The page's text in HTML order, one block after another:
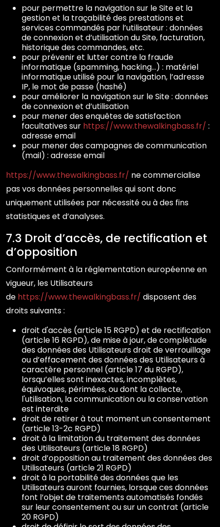
pour permettre la navigation sur le Site et la
gestion et la traçabilité des prestations et
services commandés par l’utilisateur : données
de connexion et d’utilisation du Site, facturation,
historique des commandes, etc.
pour prévenir et lutter contre la fraude
informatique (spamming, hacking…) : matériel
informatique utilisé pour la navigation, l’adresse
IP, le mot de passe (hashé)
pour améliorer la navigation sur le Site : données
de connexion et d’utilisation
pour mener des enquêtes de satisfaction
facultatives sur https://www.thewalkingbass.fr/ :
adresse email
pour mener des campagnes de communication
(mail) : adresse email
https://www.thewalkingbass.fr/ ne commercialise
pas vos données personnelles qui sont donc
uniquement utilisées par nécessité ou à des fins
statistiques et d’analyses.
7.3 Droit d’accès, de rectification et
d’opposition
Conformément à la réglementation européenne en
vigueur, les Utilisateurs
de https://www.thewalkingbass.fr/ disposent des
droits suivants :
droit d'accès (article 15 RGPD) et de rectification
(article 16 RGPD), de mise à jour, de complétude
des données des Utilisateurs droit de verrouillage
ou d’effacement des données des Utilisateurs à
caractère personnel (article 17 du RGPD),
lorsqu’elles sont inexactes, incomplètes,
équivoques, périmées, ou dont la collecte,
l'utilisation, la communication ou la conservation
est interdite
droit de retirer à tout moment un consentement
(article 13-2c RGPD)
droit à la limitation du traitement des données
des Utilisateurs (article 18 RGPD)
droit d’opposition au traitement des données des
Utilisateurs (article 21 RGPD)
droit à la portabilité des données que les
Utilisateurs auront fournies, lorsque ces données
font l’objet de traitements automatisés fondés
sur leur consentement ou sur un contrat (article
20 RGPD)